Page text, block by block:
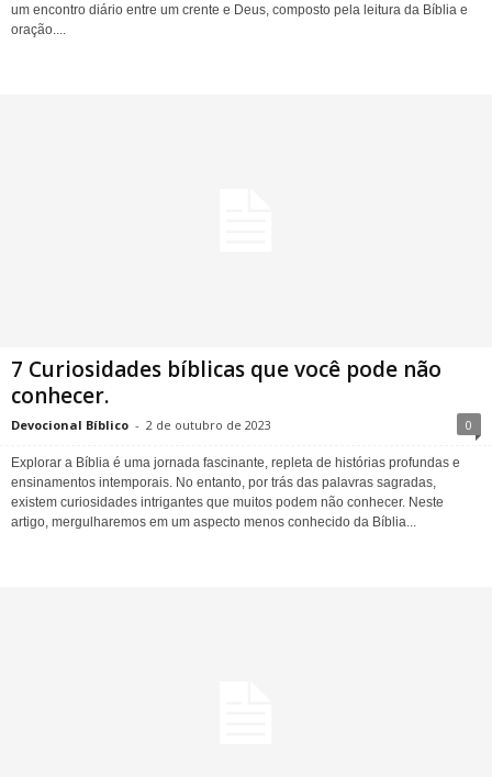
um encontro diário entre um crente e Deus, composto pela leitura da Bíblia e
oração....
7 Curiosidades bíblicas que você pode não
conhecer.
Devocional Bíblico - 2 de outubro de 2023 0
Explorar a Bíblia é uma jornada fascinante, repleta de histórias profundas e
ensinamentos intemporais. No entanto, por trás das palavras sagradas,
existem curiosidades intrigantes que muitos podem não conhecer. Neste
artigo, mergulharemos em um aspecto menos conhecido da Bíblia...